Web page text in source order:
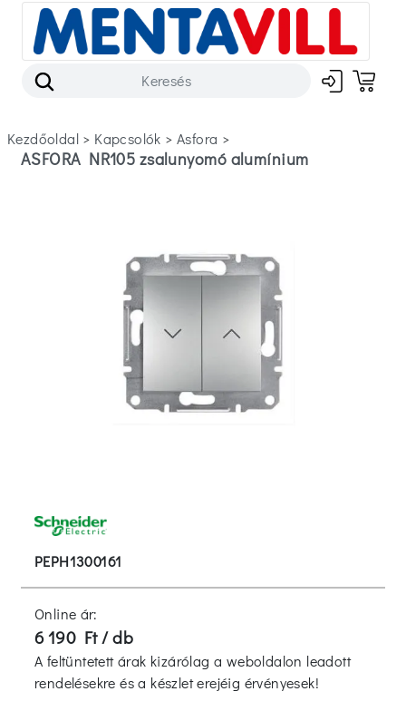
Kezdőoldal > kapcsolók > asfora >
ASFORA NR105 zsalunyomó alumínium
PEPH1300161
Online ár:
6 190 Ft / db
A feltüntetett árak kizárólag a weboldalon leadott
rendelésekre és a készlet erejéig érvényesek!